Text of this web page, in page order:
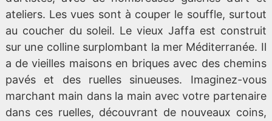
ateliers. Les vues sont à couper le souffle, surtout
au coucher du soleil. Le vieux Jaffa est construit
sur une colline surplombant la mer Méditerranée. Il
a de vieilles maisons en briques avec des chemins
pavés et des ruelles sinueuses. Imaginez-vous
marchant main dans la main avec votre partenaire
dans ces ruelles, découvrant de nouveaux coins,